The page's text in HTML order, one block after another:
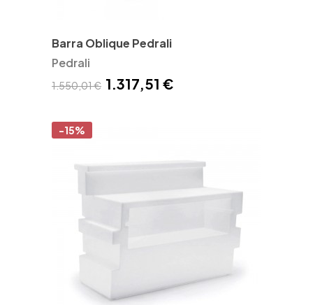
Barra Oblique Pedrali
Pedrali
1.550,01 € 1.317,51 €
-15%